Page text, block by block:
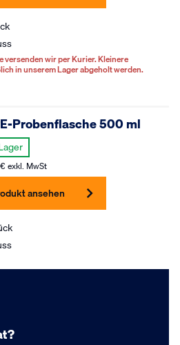
versenden wir per Kurier. Kleinere
in unserem Lager abgeholt werden.
Probenflasche 500 ml
€ exkl. MwSt
ansehen